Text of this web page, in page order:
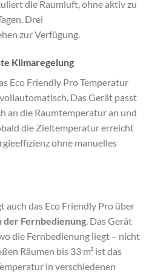
die Raumluft, ohne aktiv zu
Drei
zur Verfügung.
Klimaregelung
Eco Friendly Pro Temperatur
Das Gerät passt
an die Raumtemperatur an und
die Zieltemperatur erreicht
ohne manuelles
auch das Eco Friendly Pro über
der Fernbedienung. Das Gerät
die Fernbedienung liegt – nicht
Räumen bis 33 m² ist das
in verschiedenen